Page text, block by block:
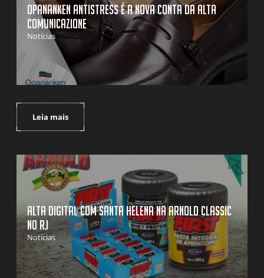
Opananken Antistress é a nova conta da Alta
Comunicazione
Notícias
Leia mais
Alta Digital com Santa Helena na Arnold Classic
no RJ
Notícias